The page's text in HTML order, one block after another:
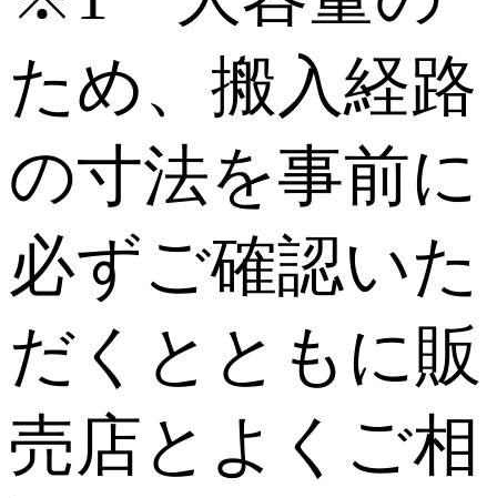
ため、搬入経路
の寸法を事前に
必ずご確認いた
だくとともに販
売店とよくご相